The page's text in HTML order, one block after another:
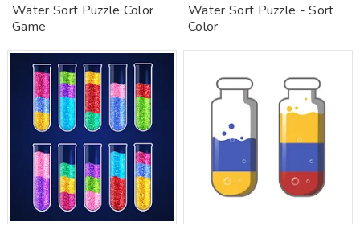
Water Sort Puzzle Color
Game
Water Sort Puzzle - Sort
Color